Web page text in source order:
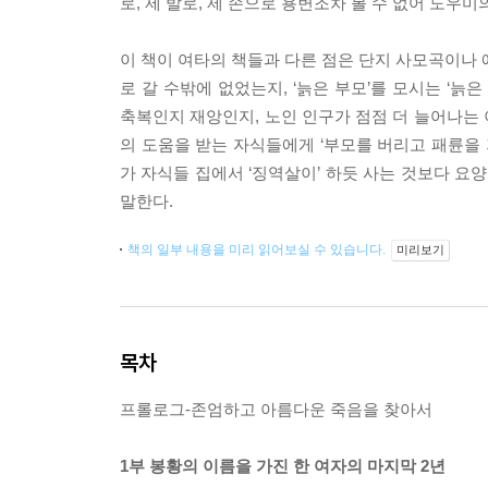
이 책이 여타의 책들과 다른 점은 단지 사모곡이
로 갈 수밖에 없었는지, ‘늙은 부모’를 모시는 ‘늙
축복인지 재앙인지, 노인 인구가 점점 더 늘어나
의 도움을 받는 자식들에게 ‘부모를 버리고 패륜
가 자식들 집에서 ‘징역살이’ 하듯 사는 것보다
말한다.
책의 일부 내용을 미리 읽어보실 수 있습니다. 미리보기
목차
프롤로그-존엄하고 아름다운 죽음을 찾아서
1부 봉황의 이름을 가진 한 여자의 마지막 2년